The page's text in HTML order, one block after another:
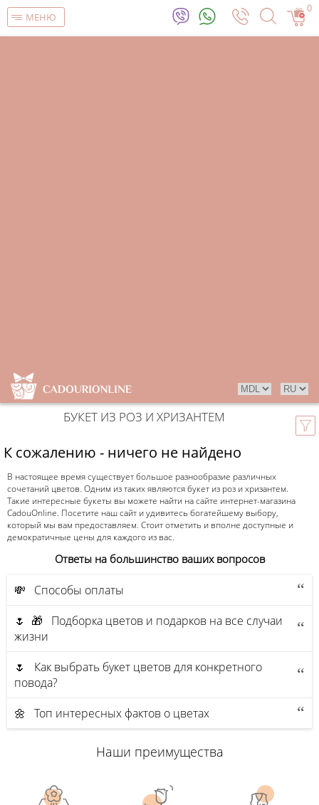
МЕНЮ
0
БУКЕТ ИЗ РОЗ И ХРИЗАНТЕМ
К сожалению - ничего не найдено
В настоящее время существует большое разнообразие различных
сочетаний цветов. Одним из таких являются букет из роз и хризантем.
Такие интересные букеты вы можете найти на сайте интернет-магазина
CadouOnline. Посетите наш сайт и удивитесь богатейшему выбору,
который мы вам предоставляем. Стоит отметить и вполне доступные и
демократичные цены для каждого из вас.
Ответы на большинство ваших вопросов
💸 Способы оплаты
🌷 🎁 Подборка цветов и подарков на все случаи
жизни
🌷 Как выбрать букет цветов для конкретного
повода?
🌼 Топ интересных фактов о цветах
Наши преимущества